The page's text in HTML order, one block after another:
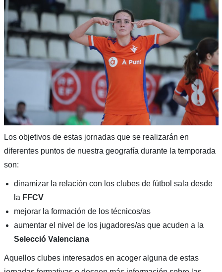
Los objetivos de estas jornadas que se realizarán en
diferentes puntos de nuestra geografía durante la temporada
son:
dinamizar la relación con los clubes de fútbol sala desde
la FFCV
mejorar la formación de los técnicos/as
aumentar el nivel de los jugadores/as que acuden a la
Selecció Valenciana
Aquellos clubes interesados en acoger alguna de estas